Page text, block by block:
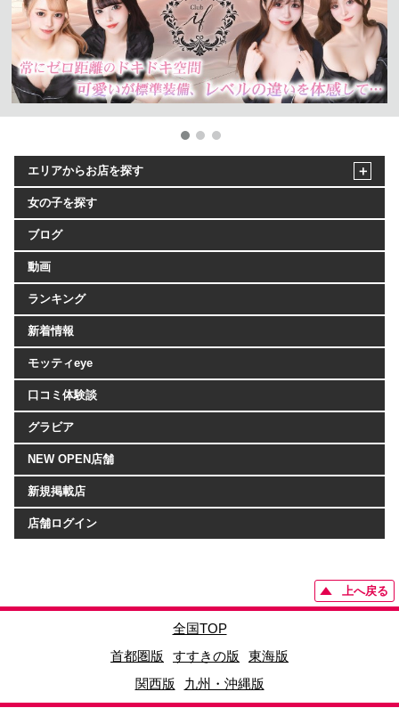
エリアからお店を探す
女の子を探す
ブログ
動画
ランキング
新着情報
モッティeye
口コミ体験談
グラビア
NEW OPEN店舗
新規掲載店
店舗ログイン
上へ戻る
全国TOP
首都圏版
すすきの版
東海版
関西版
九州・沖縄版